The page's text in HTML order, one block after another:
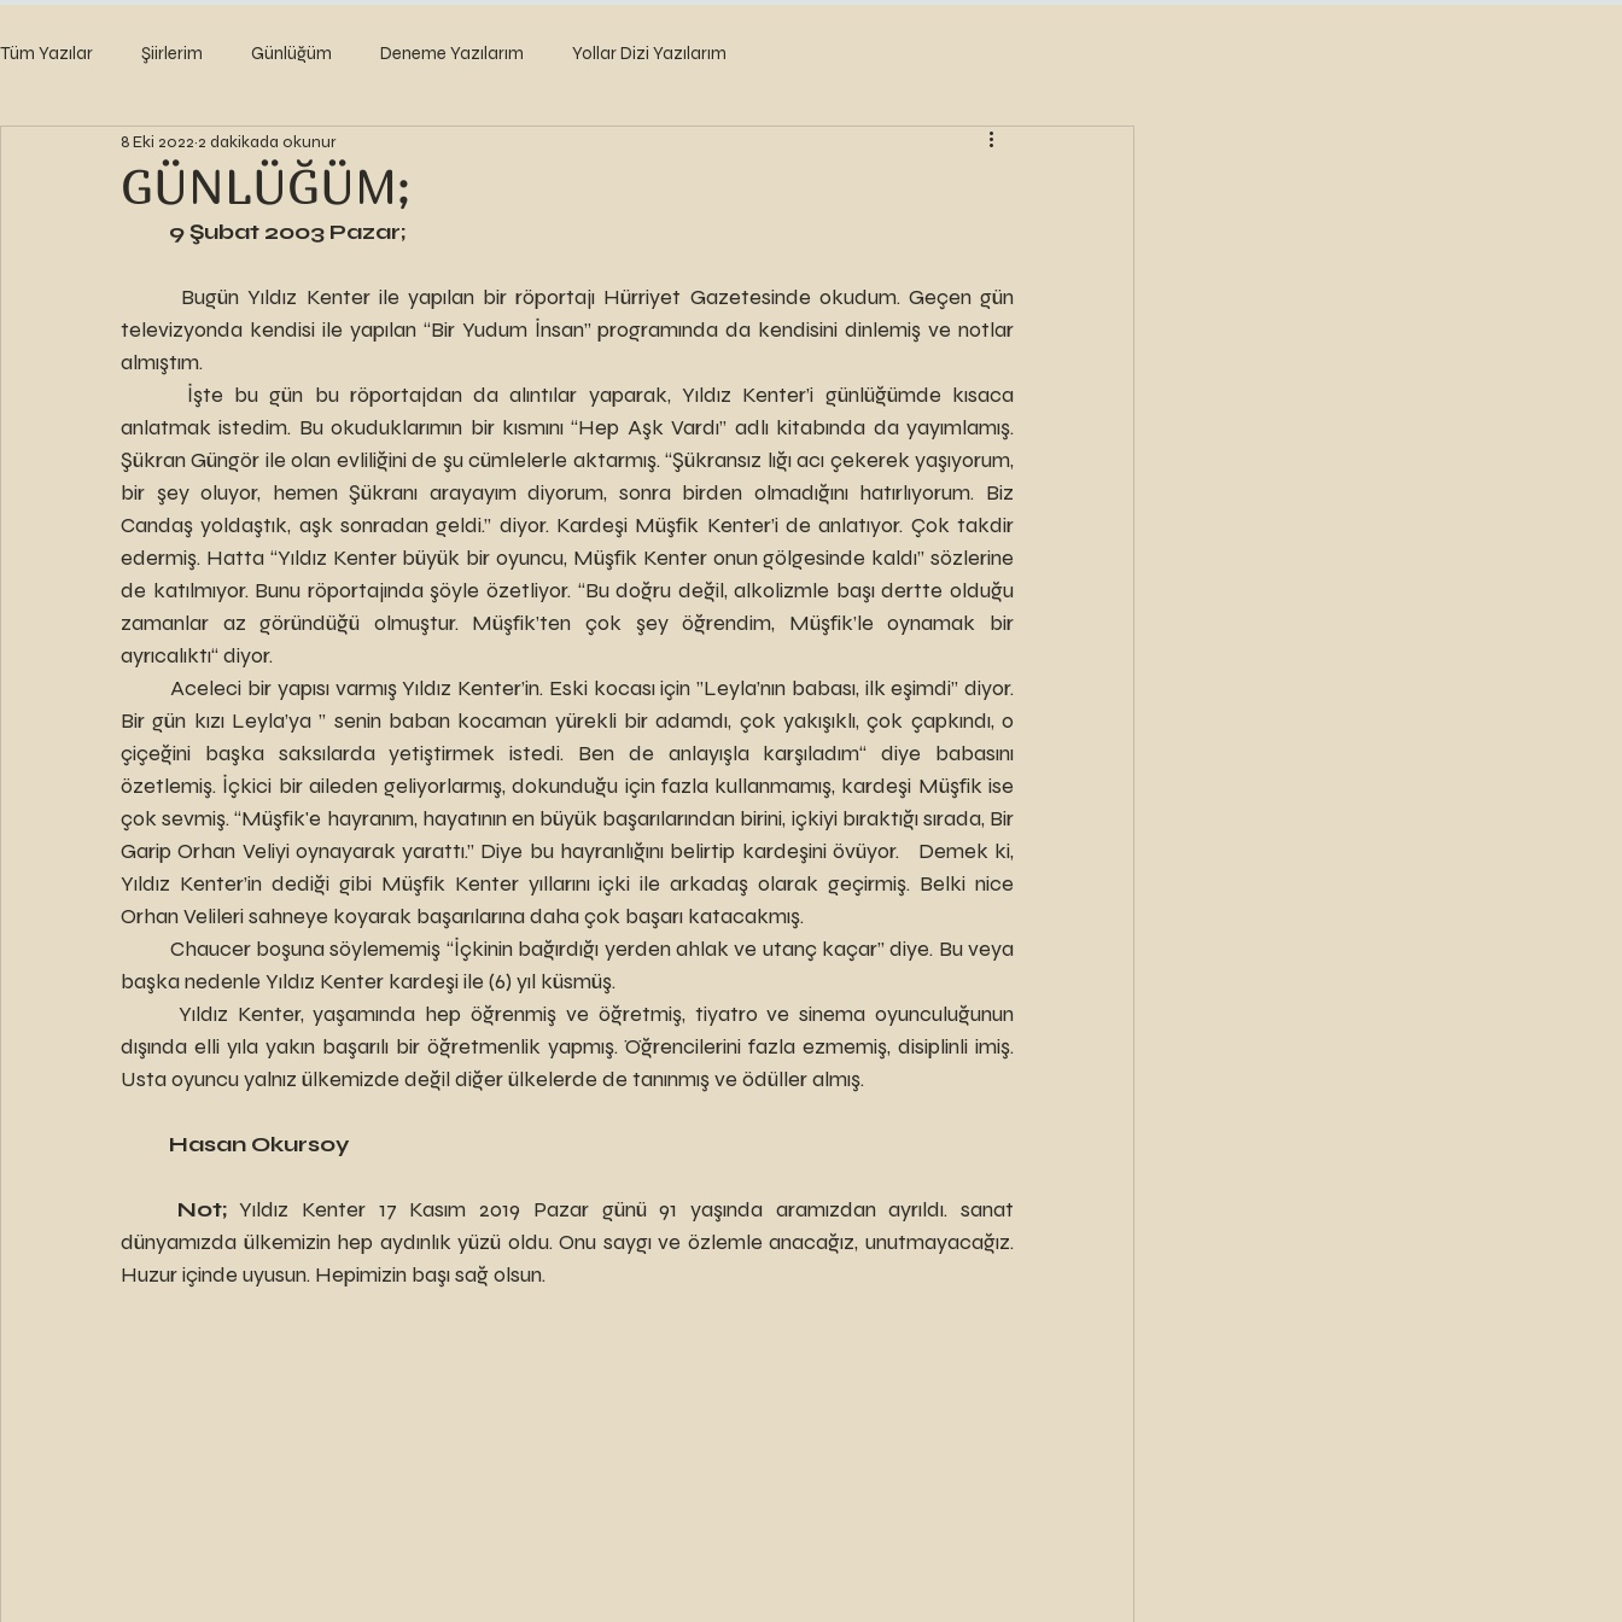
Tüm Yazılar Şiirlerim Günlüğüm Deneme Yazılarım Yollar Dizi Yazılarım
GÜNLÜĞÜM;
8 Eki 2022 2 dakikada okunur
9 Şubat 2003 Pazar;
televizyonda kendisi ile yapılan “Bir Yudum İnsan” programında da kendisini dinlemiş ve notlar
almıştım.
anlatmak istedim. Bu okuduklarımın bir kısmını “Hep Aşk Vardı” adlı kitabında da yayımlamış.
Şükran Güngör ile olan evliliğini de şu cümlelerle aktarmış. “Şükransız lığı acı çekerek yaşıyorum,
bir şey oluyor, hemen Şükranı arayayım diyorum, sonra birden olmadığını hatırlıyorum. Biz
Candaş yoldaştık, aşk sonradan geldi.” diyor. Kardeşi Müşfik Kenter’i de anlatıyor. Çok takdir
edermiş. Hatta “Yıldız Kenter büyük bir oyuncu, Müşfik Kenter onun gölgesinde kaldı” sözlerine
de katılmıyor. Bunu röportajında şöyle özetliyor. “Bu doğru değil, alkolizmle başı dertte olduğu
zamanlar az göründüğü olmuştur. Müşfik’ten çok şey öğrendim, Müşfik’le oynamak bir
ayrıcalıktı“ diyor.
Bir gün kızı Leyla’ya ” senin baban kocaman yürekli bir adamdı, çok yakışıklı, çok çapkındı, o
çiçeğini başka saksılarda yetiştirmek istedi. Ben de anlayışla karşıladım“ diye babasını
özetlemiş. İçkici bir aileden geliyorlarmış, dokunduğu için fazla kullanmamış, kardeşi Müşfik ise
çok sevmiş. “Müşfik'e hayranım, hayatının en büyük başarılarından birini, içkiyi bıraktığı sırada, Bir
Garip Orhan Veliyi oynayarak yarattı.” Diye bu hayranlığını belirtip kardeşini övüyor.   Demek ki,
Yıldız Kenter’in dediği gibi Müşfik Kenter yıllarını içki ile arkadaş olarak geçirmiş. Belki nice
Orhan Velileri sahneye koyarak başarılarına daha çok başarı katacakmış.
başka nedenle Yıldız Kenter kardeşi ile (6) yıl küsmüş.
dışında elli yıla yakın başarılı bir öğretmenlik yapmış. Öğrencilerini fazla ezmemiş, disiplinli imiş.
Usta oyuncu yalnız ülkemizde değil diğer ülkelerde de tanınmış ve ödüller almış.
Hasan Okursoy
Not; Yıldız Kenter 17 Kasım 2019 Pazar günü 91 yaşında aramızdan ayrıldı. sanat
dünyamızda ülkemizin hep aydınlık yüzü oldu. Onu saygı ve özlemle anacağız, unutmayacağız.
Huzur içinde uyusun. Hepimizin başı sağ olsun.